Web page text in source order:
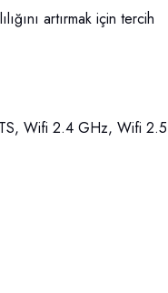
artırmak için tercih
Wifi 2.4 GHz, Wifi 2.5